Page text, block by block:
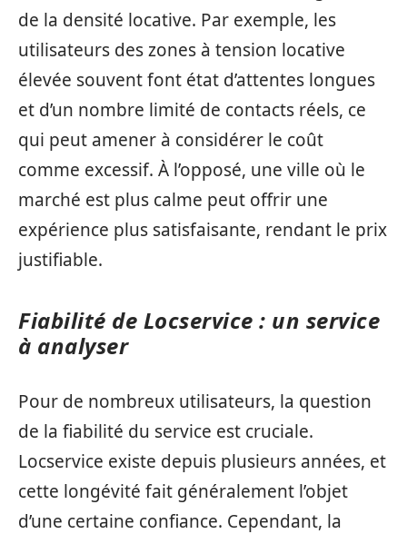
de la densité locative. Par exemple, les
utilisateurs des zones à tension locative
élevée souvent font état d’attentes longues
et d’un nombre limité de contacts réels, ce
qui peut amener à considérer le coût
comme excessif. À l’opposé, une ville où le
marché est plus calme peut offrir une
expérience plus satisfaisante, rendant le prix
justifiable.
Fiabilité de Locservice : un service
à analyser
Pour de nombreux utilisateurs, la question
de la fiabilité du service est cruciale.
Locservice existe depuis plusieurs années, et
cette longévité fait généralement l’objet
d’une certaine confiance. Cependant, la